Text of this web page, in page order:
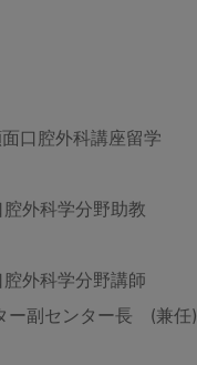
口腔外科講座留学
外科学分野助教
外科学分野講師
センター長 (兼任)